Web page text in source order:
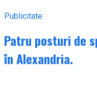
Publicitate
Patru posturi de
în Alexandria.